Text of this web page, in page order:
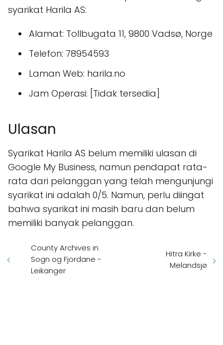
syarikat Harila AS:
Alamat: Tollbugata 11, 9800 Vadsø, Norge
Telefon: 78954593
Laman Web: harila.no
Jam Operasi: [Tidak tersedia]
Ulasan
Syarikat Harila AS belum memiliki ulasan di
Google My Business, namun pendapat rata-
rata dari pelanggan yang telah mengunjungi
syarikat ini adalah 0/5. Namun, perlu diingat
bahwa syarikat ini masih baru dan belum
memiliki banyak pelanggan.
County Archives in
Sogn og Fjordane -
Leikanger
Hitra Kirke -
Melandsjø